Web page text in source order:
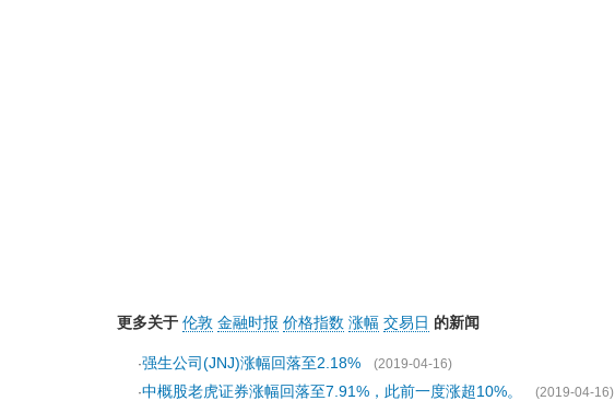
更多关于 伦敦 金融时报 价格指数 涨幅 交易日 的新闻
·强生公司(JNJ)涨幅回落至2.18%
(2019-04-16)
·中概股老虎证券涨幅回落至7.91%，此前一度涨超10%。
(2019-04-16)